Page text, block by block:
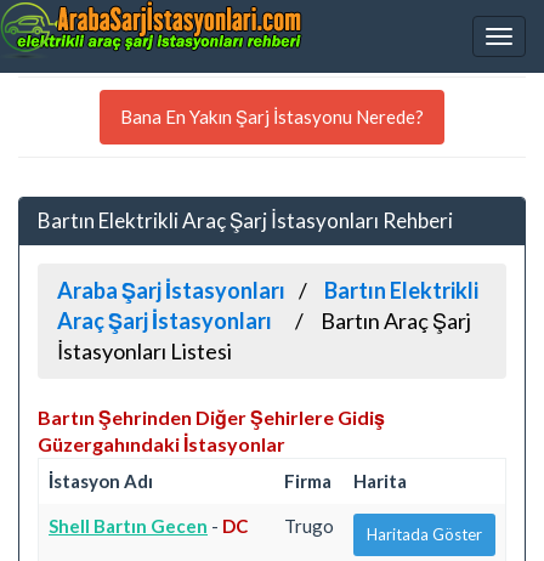
Bana En Yakın Şarj İstasyonu Nerede?
Bartın Elektrikli Araç Şarj İstasyonları Rehberi
Araba Şarj İstasyonları
Bartın Elektrikli
Araç Şarj İstasyonları
Bartın Araç Şarj
İstasyonları Listesi
Bartın Şehrinden Diğer Şehirlere Gidiş
Güzergahındaki İstasyonlar
İstasyon Adı Firma Harita
Shell Bartın Gecen - DC Trugo Haritada Göster